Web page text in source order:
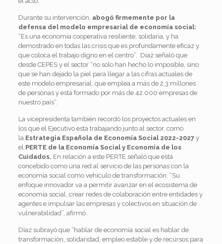
Durante su intervención, abogó firmemente por la
defensa del modelo empresarial de economía social:
“Es una economía cooperativa resiliente, solidaria, y ha
demostrado en todas las crisis que es profundamente eficaz y
que coloca el trabajo digno en el centro”. Díaz señaló que
desde CEPES y el sector “no solo han hecho lo imposible, sino
que se han dejado la piel para llegar a las cifras actuales de
este modelo empresarial, que emplea a más de 2,3 millones
de personas y está formado por más de 42.000 empresas de
nuestro país”.
La vicepresidenta también recordó los proyectos actuales en
los que el Ejecutivo está trabajando junto al sector, como
la Estrategia Española de Economía Social 2022-2027 y
el PERTE de la Economía Social y Economía de los
Cuidados. En relación a este PERTE señaló que está
concebido como una red al servicio de las personas con la
economía social como vehículo de transformación. “Su
enfoque innovador va a permitir avanzar en el ecosistema de
economía social, crear redes de colaboración entre entidades y
agentes e impulsar las empresas y colectivos en situación de
vulnerabilidad”, afirmó.
Díaz subrayó que “hablar de economía social es hablar de
transformación, solidaridad, empleo estable y de recursos para